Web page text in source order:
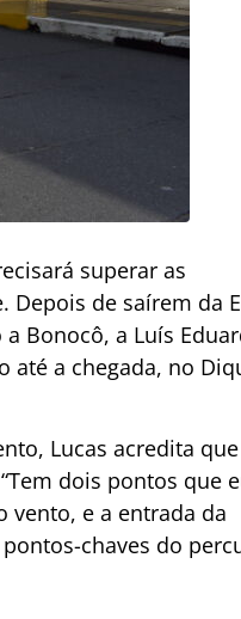
superar as
de saírem da
Bonocô, a Luís
até a chegada, no
Lucas acredita
dois pontos que
vento, e a entrada da
chaves do